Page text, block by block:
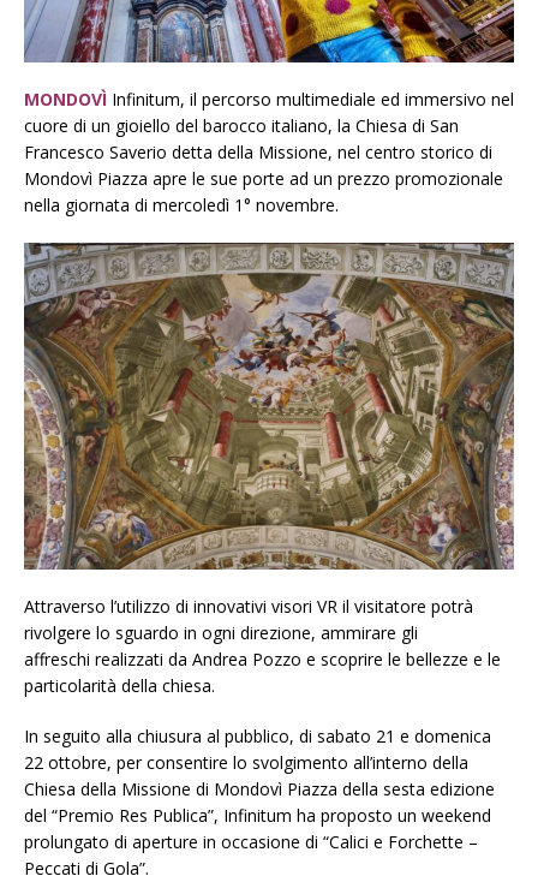
MONDOVÌ Infinitum, il percorso multimediale ed immersivo nel
cuore di un gioiello del barocco italiano, la Chiesa di San
Francesco Saverio detta della Missione, nel centro storico di
Mondovì Piazza apre le sue porte ad un prezzo promozionale
nella giornata di mercoledì 1° novembre.
Attraverso l’utilizzo di innovativi visori VR il visitatore potrà
rivolgere lo sguardo in ogni direzione, ammirare gli
affreschi realizzati da Andrea Pozzo e scoprire le bellezze e le
particolarità della chiesa.
In seguito alla chiusura al pubblico, di sabato 21 e domenica
22 ottobre, per consentire lo svolgimento all’interno della
Chiesa della Missione di Mondovì Piazza della sesta edizione
del “Premio Res Publica”, Infinitum ha proposto un weekend
prolungato di aperture in occasione di “Calici e Forchette –
Peccati di Gola”.